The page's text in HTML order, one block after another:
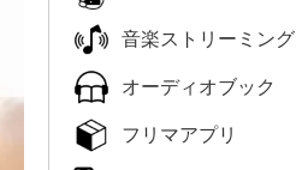
音楽ストリーミング
オーディオブック
フリマアプリ